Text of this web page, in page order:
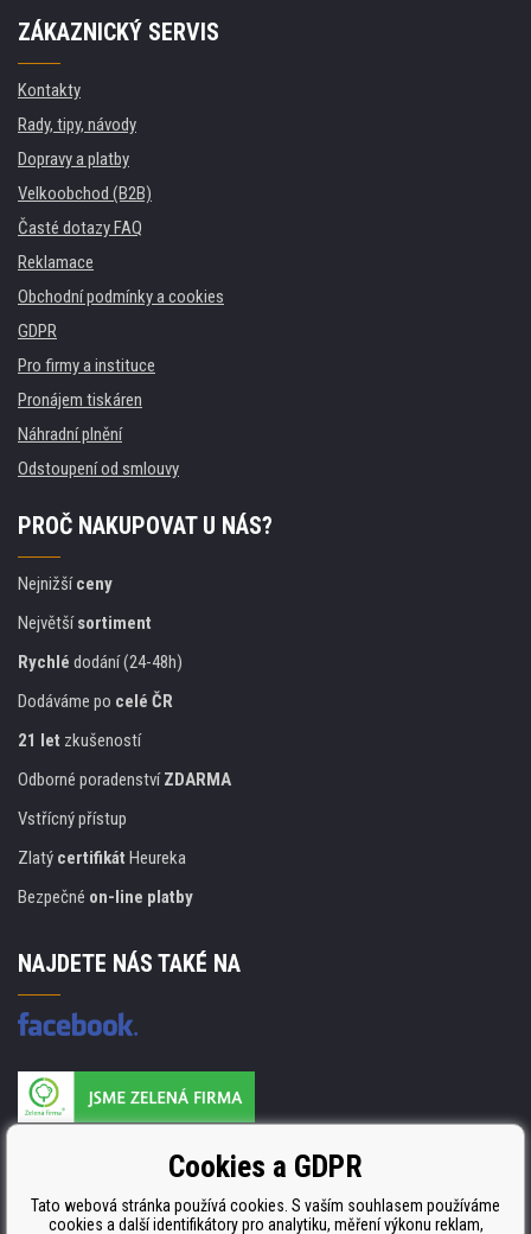
ZÁKAZNICKÝ SERVIS
Kontakty
Rady, tipy, návody
Dopravy a platby
Velkoobchod (B2B)
Časté dotazy FAQ
Reklamace
Obchodní podmínky a cookies
GDPR
Pro firmy a instituce
Pronájem tiskáren
Náhradní plnění
Odstoupení od smlouvy
PROČ NAKUPOVAT U NÁS?
Nejnižšíceny
Největšísortiment
Rychlé dodání (24-48h)
Dodáváme po celé ČR
21 let zkušeností
Odborné poradenstvíZDARMA
Vstřícný přístup
Zlatý certifikát Heureka
Bezpečné on-line platby
NAJDETE NÁS TAKÉ NA
ISO 9001. ISO 14001 a STMC.Cookies a GDPR
Tato webová stránka používá cookies. S vaším souhlasem používáme
cookies a další identifikátory pro analytiku, měření výkonu reklam,